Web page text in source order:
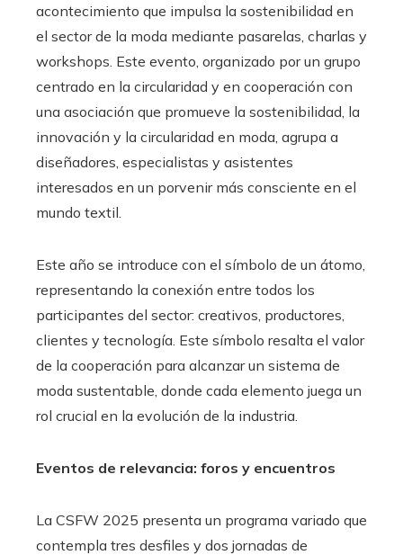
acontecimiento que impulsa la sostenibilidad en
el sector de la moda mediante pasarelas, charlas y
workshops. Este evento, organizado por un grupo
centrado en la circularidad y en cooperación con
una asociación que promueve la sostenibilidad, la
innovación y la circularidad en moda, agrupa a
diseñadores, especialistas y asistentes
interesados en un porvenir más consciente en el
mundo textil.​
Este año se introduce con el símbolo de un átomo,
representando la conexión entre todos los
participantes del sector: creativos, productores,
clientes y tecnología. Este símbolo resalta el valor
de la cooperación para alcanzar un sistema de
moda sustentable, donde cada elemento juega un
rol crucial en la evolución de la industria.​
Eventos de relevancia: foros y encuentros
La CSFW 2025 presenta un programa variado que
contempla tres desfiles y dos jornadas de